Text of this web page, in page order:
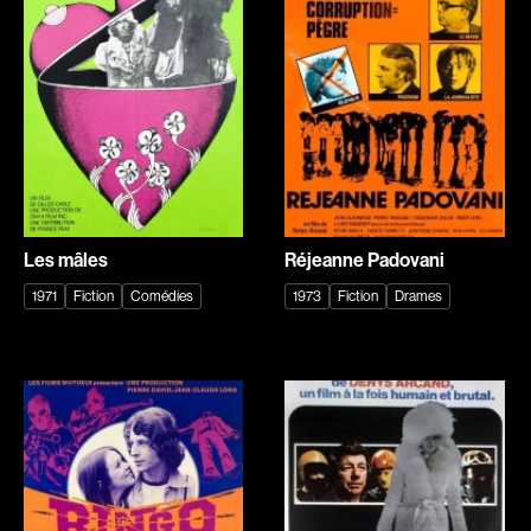
Explorer par
Genres
Action
Amateurs
Animation
Aventure
Biographiques
Comédies
Comédies musicales
Drames
Érotiques
Étudiants
Fiction
Guerre
Historiques
Horreur
Indépendants
Jeunesse
Musicaux
Policiers
Les mâles
1971 Fiction Comédies
Réjeanne Padovani
1973 Fiction Drames